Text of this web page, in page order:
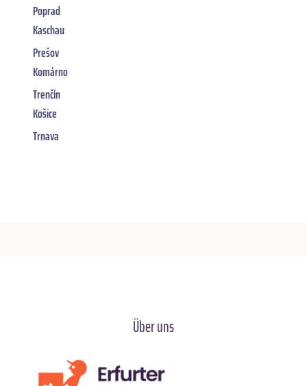
Poprad
Kaschau
Prešov
Komárno
Trenčín
Košice
Trnava
Über uns